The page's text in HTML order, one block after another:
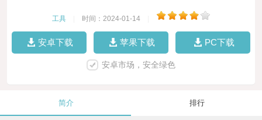
工具 时间：2024-01-14
安卓下载 苹果下载 PC下载
安卓市场，安全绿色
简介 排行